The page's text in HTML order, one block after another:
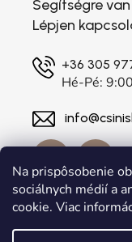
Na prispôsobenie
sociálnych médií a
cookie. Viac
Segítségre
Lépjen
+36 305
Hé-Pé: